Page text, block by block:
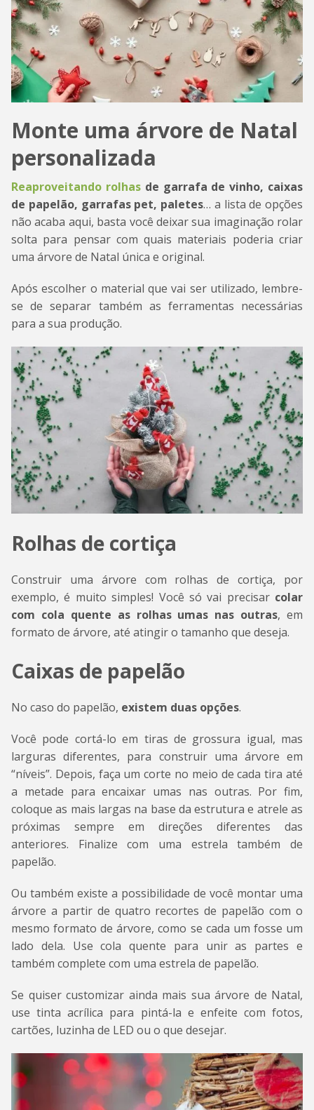
Monte uma árvore de Natal
personalizada
Reaproveitando rolhasde garrafa de vinho, caixas
de papelão, garrafas pet, paletes… a lista de opções
não acaba aqui, basta você deixar sua imaginação rolar
solta para pensar com quais materiais poderia criar
uma árvore de Natal única e original.
Após escolher o material que vai ser utilizado, lembre-
se de separar também as ferramentas necessárias
para a sua produção.
Rolhas de cortiça
Construir uma árvore com rolhas de cortiça, por
exemplo, é muito simples! Você só vai precisar colar
com cola quente as rolhas umas nas outras, em
formato de árvore, até atingir o tamanho que deseja.
Caixas de papelão
No caso do papelão, existem duas opções.
Você pode cortá-lo em tiras de grossura igual, mas
larguras diferentes, para construir uma árvore em
“níveis”. Depois, faça um corte no meio de cada tira até
a metade para encaixar umas nas outras. Por fim,
coloque as mais largas na base da estrutura e atrele as
próximas sempre em direções diferentes das
anteriores. Finalize com uma estrela também de
papelão.
Ou também existe a possibilidade de você montar uma
árvore a partir de quatro recortes de papelão com o
mesmo formato de árvore, como se cada um fosse um
lado dela. Use cola quente para unir as partes e
também complete com uma estrela de papelão.
Se quiser customizar ainda mais sua árvore de Natal,
use tinta acrílica para pintá-la e enfeite com fotos,
cartões, luzinha de LED ou o que desejar.